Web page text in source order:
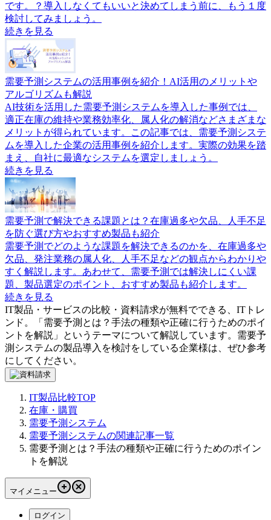
です。？導入しなくてもいいと決めてしまう前に、もう１度
検討してみましょう。
続きを見る
需要予測システムの活用事例を紹介！AI活用のメリットや
アルゴリズムも解説
AI技術を活用した需要予測システムを導入した事例では、
適正在庫の維持や業務効率化、属人化の解消などさまざまな
メリットが得られています。この記事では、需要予測システ
ムを導入した企業の活用事例を紹介します。実際の効果を踏
まえ、自社に最適なシステムを選定しましょう。
続きを見る
需要予測で解決できる課題とは？在庫過多や欠品、人手不足
を防ぐ選び方やおすすめ製品も紹介
需要予測でどのような課題を解決できるのかを、在庫過多や
欠品、発注業務の属人化、人手不足などの観点からわかりや
すく解説します。あわせて、需要予測では解決しにくい課
題、製品選定のポイント、おすすめ製品も紹介します。
続きを見る
IT製品・サービスの比較・資料請求が無料でできる、ITトレ
ンド。「 需要予測とは？手法の種類や正確に行うためのポイ
ントを解説 」というテーマについて解説しています。 需要予
測システムの製品導入を検討をしている企業様は、ぜひ参考
にしてください。
IT製品比較TOP
在庫・購買
需要予測システム
需要予測システムの関連記事一覧
需要予測とは？手法の種類や正確に行うためのポイン
トを解説
マイメニュー
ログイン